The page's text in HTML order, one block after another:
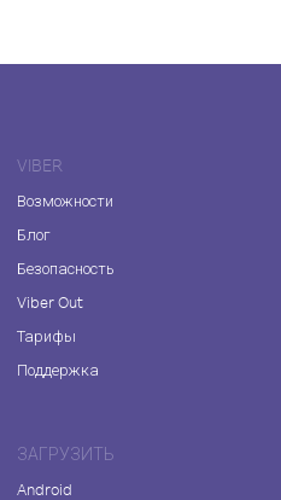
VIBER
Возможности
Блог
Безопасность
Viber Out
Тарифы
Поддержка
ЗАГРУЗИТЬ
Android